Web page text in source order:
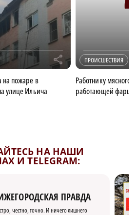
r
на пожаре в
улице Ильича
ПРОИСШЕСТВИЯ
Работнику мясного
работающей
НА НАШИ
И TELEGRAM:
ПРАВДА
честно, точно. И ничего лишнего